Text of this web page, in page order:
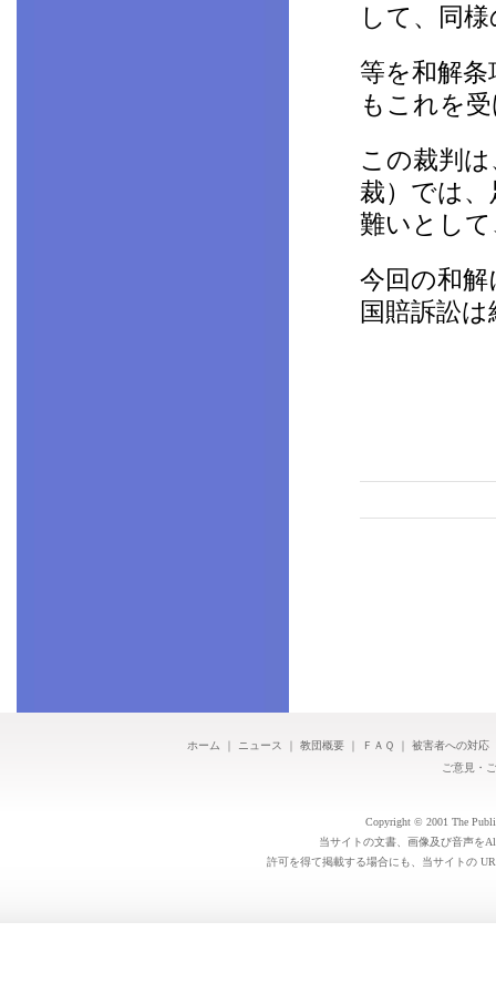
して、同
等を和解
もこれを
この裁判
裁）では
難いとし
今回の和
国賠訴訟
ホーム ニュース 教団概要｜ ＦＡＱ 被害者への対応
ご意見・
Copyright © 2001 The
当サイトの文書、画像及び音声を
許可を得て掲載する場合にも、当サイトの